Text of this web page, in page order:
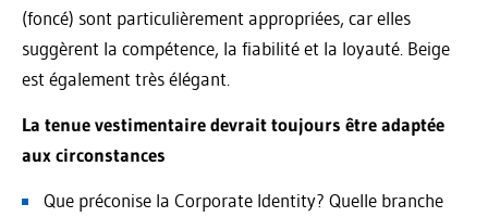
(foncé) sont particulièrement appropriées, car elles
suggèrent la compétence, la fiabilité et la loyauté. Beige
est également très élégant.
La tenue vestimentaire devrait toujours être adaptée
aux circonstances
Que préconise la Corporate Identity? Quelle branche